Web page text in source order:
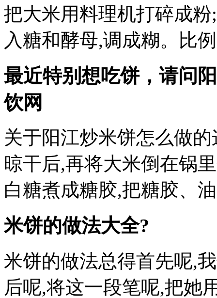
把大米用料理机打碎成
入糖和酵母,调成糊。比
最近特别想吃饼，请问
饮网
关于阳江炒米饼怎么做
晾干后,再将大米倒在锅
白糖煮成糖胶,把糖胶、
米饼的做法大全?
米饼的做法总得首先呢,
后呢,将这一段笔呢,把她